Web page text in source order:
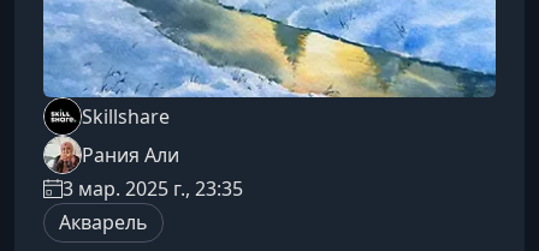
Skillshare
Рания Али
3 мар. 2025 г., 23:35
Акварель